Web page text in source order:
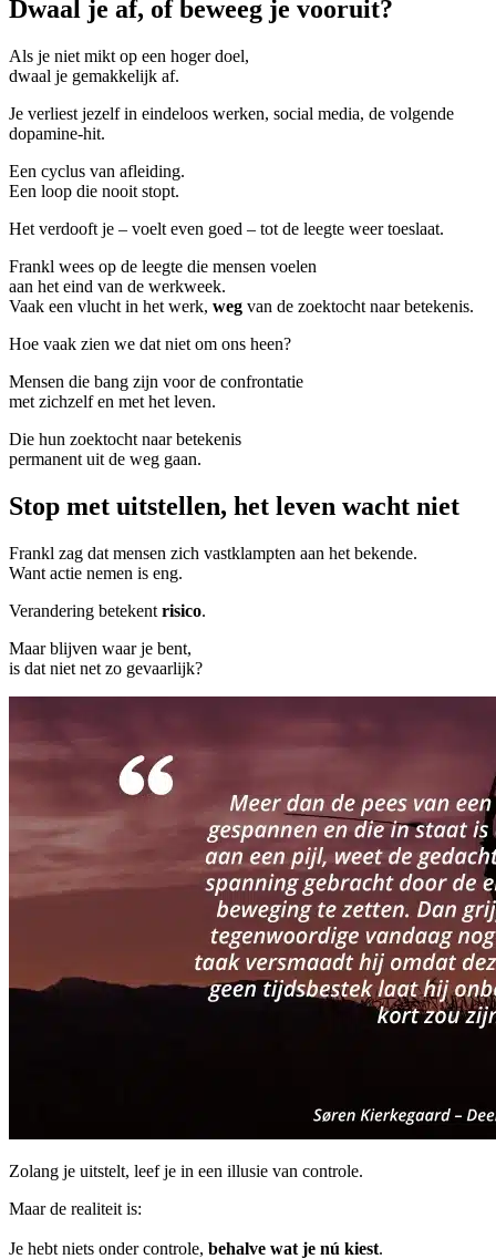
Dwaal je af, of beweeg je vooruit?
Als je niet mikt op een hoger doel,
dwaal je gemakkelijk af.
Je verliest jezelf in eindeloos werken, social media, de volgende
dopamine-hit.
Een cyclus van afleiding.
Een loop die nooit stopt.
Het verdooft je – voelt even goed – tot de leegte weer toeslaat.
Frankl wees op de leegte die mensen voelen
aan het eind van de werkweek.
Vaak een vlucht in het werk, weg van de zoektocht naar betekenis.
Hoe vaak zien we dat niet om ons heen?
Mensen die bang zijn voor de confrontatie
met zichzelf en met het leven.
Die hun zoektocht naar betekenis
permanent uit de weg gaan.
Stop met uitstellen, het leven wacht niet
Frankl zag dat mensen zich vastklampten aan het bekende.
Want actie nemen is eng.
Verandering betekent risico.
Maar blijven waar je bent,
is dat niet net zo gevaarlijk?
Zolang je uitstelt, leef je in een illusie van controle.
Maar de realiteit is:
Je hebt niets onder controle, behalve wat je nú kiest.